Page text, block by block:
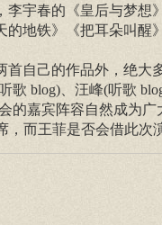
李宇春的《皇后与梦
的地铁》《把耳朵叫醒
首自己的作品外，绝
歌 blog)、汪峰(听歌
的嘉宾阵容自然成为
而王菲是否会借此次